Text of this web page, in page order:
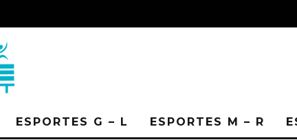
ESPORTES G – L ESPORTES M – R